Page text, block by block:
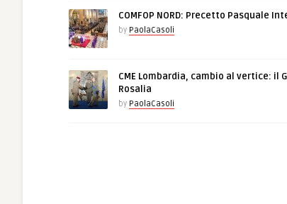
COMFOP NORD: Precetto Pasquale
by PaolaCasoli
CME Lombardia, cambio al vertice: il
Rosalia
by PaolaCasoli